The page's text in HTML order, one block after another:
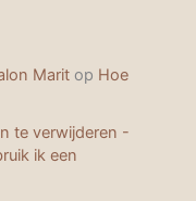
Marit op Hoe
te verwijderen -
ik een